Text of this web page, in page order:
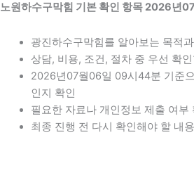
노원하수구막힘 기본 확인 항목 2026년
광진하수구막힘를 알아보는 목적
상담, 비용, 조건, 절차 중 우선 확
2026년07월06일 09시44분 기준
인지 확인
필요한 자료나 개인정보 제출 여부
최종 진행 전 다시 확인해야 할 내